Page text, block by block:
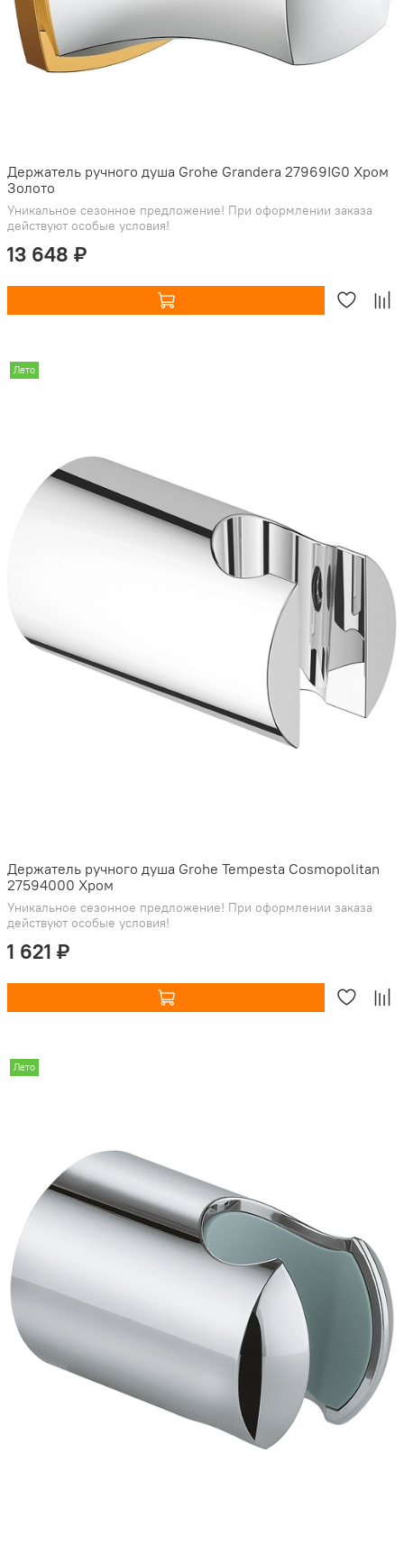
Держатель ручного душа Grohe Grandera 27969IG0 Хром
Золото
Уникальное сезонное предложение! При оформлении заказа
действуют особые условия!
13 648 ₽
Лето
Держатель ручного душа Grohe Tempesta Cosmopolitan
27594000 Хром
Уникальное сезонное предложение! При оформлении заказа
действуют особые условия!
1 621 ₽
Лето